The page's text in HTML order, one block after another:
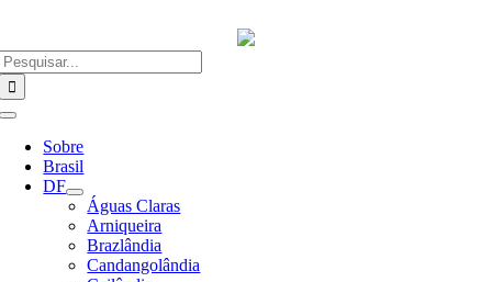
o
conteúdo
Alternar
Navegação
Sobre
Brasil
DF
Águas Claras
Arniqueira
Brazlândia
Candangolândia